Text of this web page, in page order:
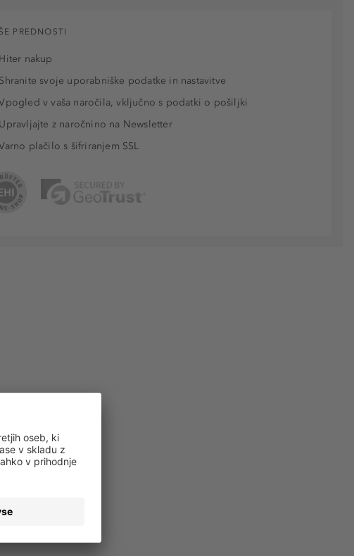
PREDNOSTI
Hiter nakup
Shranite svoje uporabniške podatke in nastavitve
v vaša naročila, vključno s podatki o pošiljki
Upravljajte z naročnino na Newsletter
plačilo s šifriranjem SSL